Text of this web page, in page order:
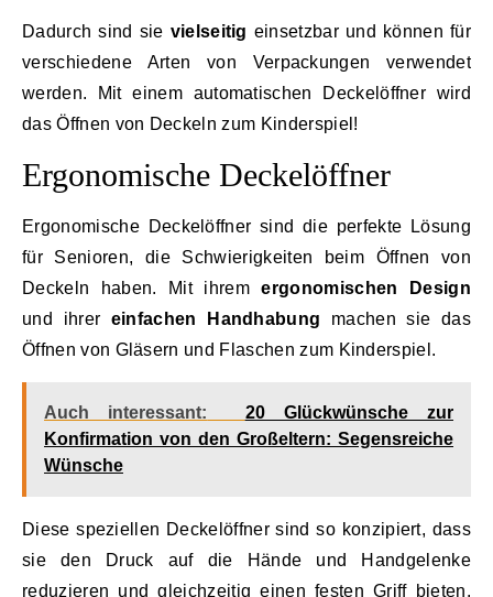
Dadurch sind sie vielseitig einsetzbar und können für
verschiedene Arten von Verpackungen verwendet
werden. Mit einem automatischen Deckelöffner wird
das Öffnen von Deckeln zum Kinderspiel!
Ergonomische Deckelöffner
Ergonomische Deckelöffner sind die perfekte Lösung
für Senioren, die Schwierigkeiten beim Öffnen von
Deckeln haben. Mit ihremergonomischen Design
und ihrer einfachen Handhabung machen sie das
Öffnen von Gläsern und Flaschen zum Kinderspiel.
Auch interessant:
20 Glückwünsche zur
Konfirmation von den Großeltern: Segensreiche
Wünsche
Diese speziellen Deckelöffner sind so konzipiert, dass
sie den Druck auf die Hände und Handgelenke
reduzieren und gleichzeitig einen festen Griff bieten.